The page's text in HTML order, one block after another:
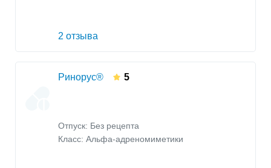
2 отзыва
Ринорус® 5
Отпуск: Без рецепта
Класс: Альфа-адреномиметики